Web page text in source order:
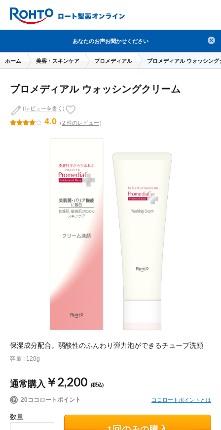
人気のキーワードで検索
目薬 ロートV5 日焼け止め 熱中症対策
デオコ セラミド オバジ ダーマセプトRX
アゼライン酸
冬虫夏草 セノビック
数量限定
使用用途から探す
成分から探す 注目の商品 を見る
お問い合わせ
検索
ログイン / 新規会員登録
サプリメント・食品
美容・スキンケア
∟ スキンケア
お得にお買い物
ポイントを貯める
ジャーナル(美容情報・健康情報・読み物)
スタッフのお気に入り
ご案内
あなたのお声お聞かせください
ホーム 美容・スキンケア プロメディアル プロメディアル ウォッシング
プロメディアル ウォッシングクリーム
4.0 （2 件のレビュー ）
(レビューを書く)
保湿成分配合。弱酸性のふんわり弾力泡ができるチューブ洗顔
容量 : 120g
通常購入 ￥2,200 (税込)
20ココロートポイント ココロートポイントとは
数量